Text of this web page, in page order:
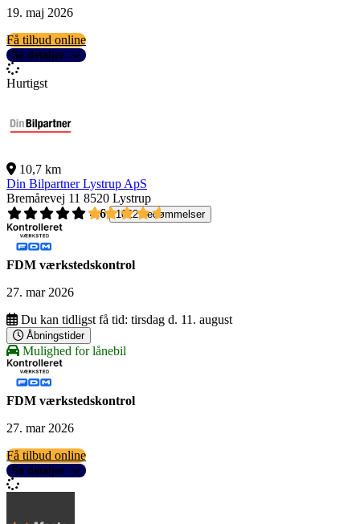
19. maj 2026
Få tilbud online
Se detaljer
Hurtigst
10,7 km
Din Bilpartner Lystrup ApS
Bremårevej 11 8520 Lystrup
4,6
1022 bedømmelser
FDM værkstedskontrol
27. mar 2026
Du kan tidligst få tid: tirsdag d. 11. august
Åbningstider
Mulighed for lånebil
FDM værkstedskontrol
27. mar 2026
Få tilbud online
Se detaljer